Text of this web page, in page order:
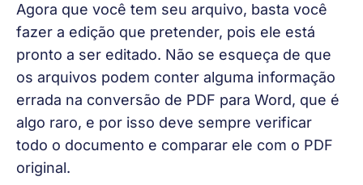
Agora que você tem seu arquivo, basta você
fazer a edição que pretender, pois ele está
pronto a ser editado. Não se esqueça de que
os arquivos podem conter alguma informação
errada na conversão de PDF para Word, que é
algo raro, e por isso deve sempre verificar
todo o documento e comparar ele com o PDF
original.